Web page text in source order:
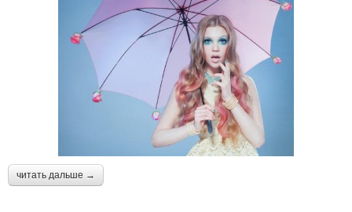
читать дальше →